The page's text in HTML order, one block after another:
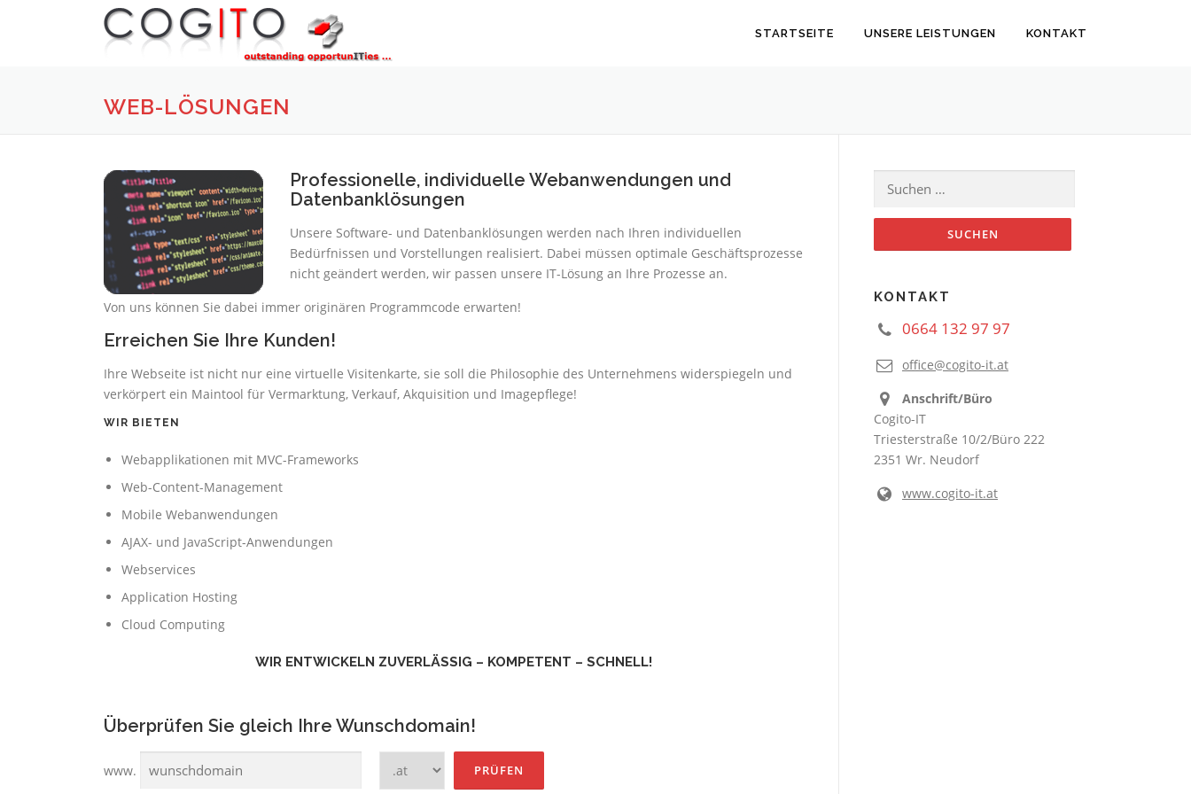
STARTSEITE UNSERE LEISTUNGEN KONTAKT
WEB-LÖSUNGEN
Professionelle, individuelle Webanwendungen und
Datenbanklösungen
Unsere Software- und Datenbanklösungen werden nach Ihren individuellen
Bedürfnissen und Vorstellungen realisiert. Dabei müssen optimale Geschäftsprozesse
nicht geändert werden, wir passen unsere IT-Lösung an Ihre Prozesse an.
Von uns können Sie dabei immer originären Programmcode erwarten!
Erreichen Sie Ihre Kunden!
Ihre Webseite ist nicht nur eine virtuelle Visitenkarte, sie soll die Philosophie des Unternehmens widerspiegeln und
verkörpert ein Maintool für Vermarktung, Verkauf, Akquisition und Imagepflege!
WIR BIETEN
Webapplikationen mit MVC-Frameworks
Web-Content-Management
Mobile Webanwendungen
AJAX- und JavaScript-Anwendungen
Webservices
Application Hosting
Cloud Computing
WIR ENTWICKELN ZUVERLÄSSIG – KOMPETENT – SCHNELL!
Überprüfen Sie gleich Ihre Wunschdomain!
www.
Suchen
nach:
KONTAKT
0664 132 97 97
office@cogito-it.at
Anschrift/Büro
Cogito-IT
Triesterstraße 10/2/Büro 222
2351 Wr. Neudorf
www.cogito-it.at